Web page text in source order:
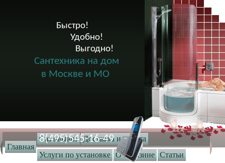
Главная
Самовывоз Доставка и оплата
Услуги по установке О магазине Статьи
Быстро!
              Удобно!
                      Выгодно!
Сантехника на дом
в Москве и МО
8(495)545-16-49